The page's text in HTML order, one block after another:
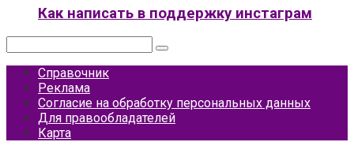
Как написать в поддержку инстаграм
Справочник
Реклама
Согласие на обработку персональных данных
Для правообладателей
Карта